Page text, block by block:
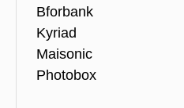
Bforbank
Kyriad
Maisonic
Photobox